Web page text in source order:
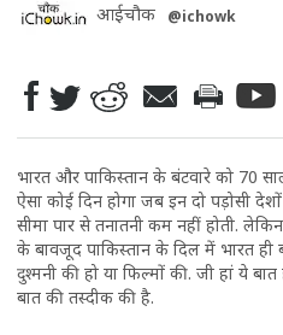
आईचौक @ichowk
भारत और पाकिस्तान के बंटवारे को 70
ऐसा कोई दिन होगा जब इन दो पड़ोसी
सीमा पार से तनातनी कम नहीं होती.
के बावजूद पाकिस्तान के दिल में भारत ही
दुश्मनी की हो या फिल्मों की. जी हां ये
बात की तस्दीक की है.